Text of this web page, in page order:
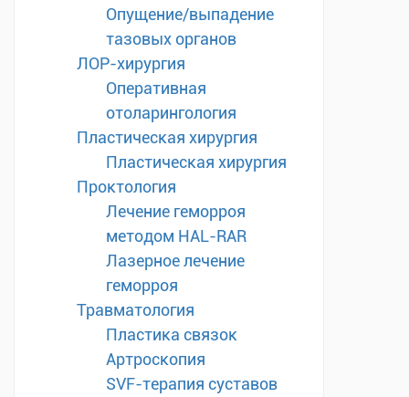
Опущение/выпадение
тазовых органов
ЛОР-хирургия
Оперативная
отоларингология
Пластическая хирургия
Пластическая хирургия
Проктология
Лечение геморроя
методом HAL-RAR
Лазерное лечение
геморроя
Травматология
Пластика связок
Артроскопия
SVF-терапия суставов